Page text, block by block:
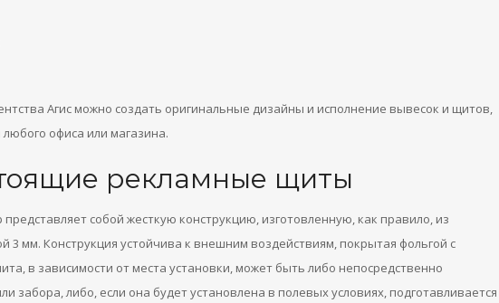
Агис можно создать оригинальные дизайны и исполнение вывесок и щитов,
офиса или магазина.
рекламные щиты
собой жесткую конструкцию, изготовленную, как правило, из
3 мм. Конструкция устойчива к внешним воздействиям, покрытая фольгой с
в зависимости от места установки, может быть либо непосредственно
забора, либо, если она будет установлена ​​в полевых условиях, подготавливается